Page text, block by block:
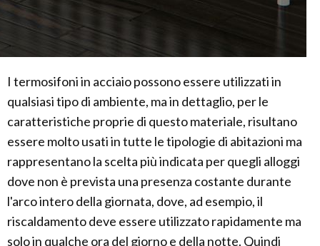
I termosifoni in acciaio possono essere utilizzati in
qualsiasi tipo di ambiente, ma in dettaglio, per le
caratteristiche proprie di questo materiale, risultano
essere molto usati in tutte le tipologie di abitazioni ma
rappresentano la scelta più indicata per quegli alloggi
dove non è prevista una presenza costante durante
l'arco intero della giornata, dove, ad esempio, il
riscaldamento deve essere utilizzato rapidamente ma
solo in qualche ora del giorno e della notte. Quindi